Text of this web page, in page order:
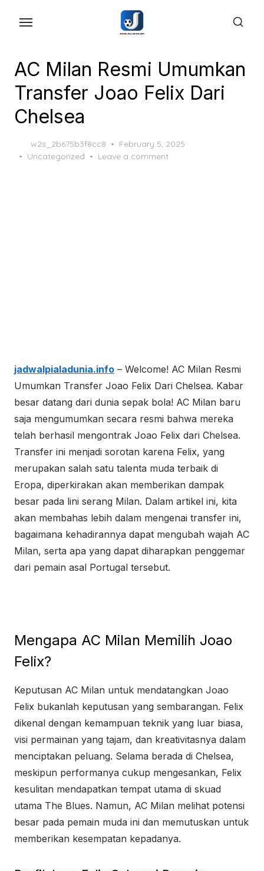
AC Milan Resmi Umumkan
Transfer Joao Felix Dari
Chelsea
w2s_2b675b3f8cc8
Posted
on
February 5, 2025
Uncategorized
Leave a comment
jadwalpialadunia.info – Welcome! AC Milan Resmi
Umumkan Transfer Joao Felix Dari Chelsea. Kabar
besar datang dari dunia sepak bola! AC Milan baru
saja mengumumkan secara resmi bahwa mereka
telah berhasil mengontrak Joao Felix dari Chelsea.
Transfer ini menjadi sorotan karena Felix, yang
merupakan salah satu talenta muda terbaik di
Eropa, diperkirakan akan memberikan dampak
besar pada lini serang Milan. Dalam artikel ini, kita
akan membahas lebih dalam mengenai transfer ini,
bagaimana kehadirannya dapat mengubah wajah AC
Milan, serta apa yang dapat diharapkan penggemar
dari pemain asal Portugal tersebut.
Mengapa AC Milan Memilih Joao
Felix?
Keputusan AC Milan untuk mendatangkan Joao
Felix bukanlah keputusan yang sembarangan. Felix
dikenal dengan kemampuan teknik yang luar biasa,
visi permainan yang tajam, dan kreativitasnya dalam
menciptakan peluang. Selama berada di Chelsea,
meskipun performanya cukup mengesankan, Felix
kesulitan mendapatkan tempat utama di skuad
utama The Blues. Namun, AC Milan melihat potensi
besar pada pemain muda ini dan memutuskan untuk
memberikan kesempatan kepadanya.